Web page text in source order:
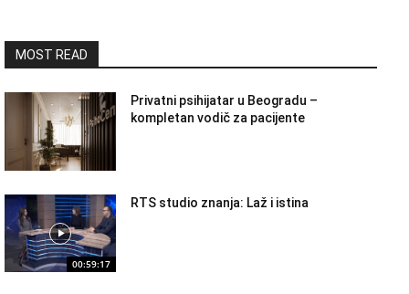
MOST READ
Privatni psihijatar u Beogradu –
kompletan vodič za pacijente
00:59:17
RTS studio znanja: Laž i istina